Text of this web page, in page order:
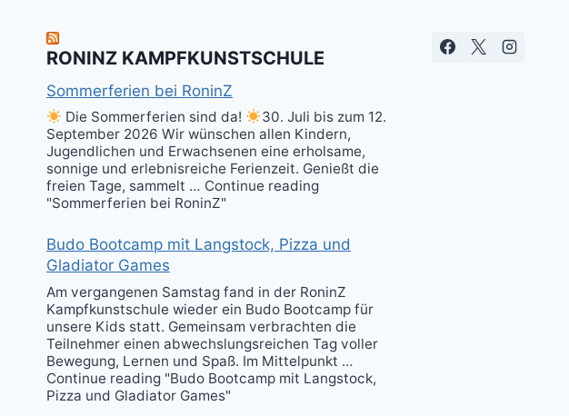
RONINZ KAMPFKUNSTSCHULE
Sommerferien bei RoninZ
Die Sommerferien sind da!
30. Juli bis zum 12.
September 2026 Wir wünschen allen Kindern,
Jugendlichen und Erwachsenen eine erholsame,
sonnige und erlebnisreiche Ferienzeit. Genießt die
freien Tage, sammelt … Continue reading
"Sommerferien bei RoninZ"
Budo Bootcamp mit Langstock, Pizza und
Gladiator Games
Am vergangenen Samstag fand in der RoninZ
Kampfkunstschule wieder ein Budo Bootcamp für
unsere Kids statt. Gemeinsam verbrachten die
Teilnehmer einen abwechslungsreichen Tag voller
Bewegung, Lernen und Spaß. Im Mittelpunkt …
Continue reading "Budo Bootcamp mit Langstock,
Pizza und Gladiator Games"